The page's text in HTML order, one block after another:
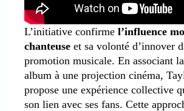
L’initiative confirme l’influence
chanteuse et sa volonté d’innover
promotion musicale. En associant
album à une projection cinéma,
propose une expérience collective
son lien avec ses fans. Cette